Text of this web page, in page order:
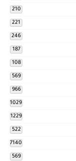
210
221
246
187
108
569
966
1029
1229
522
7140
569